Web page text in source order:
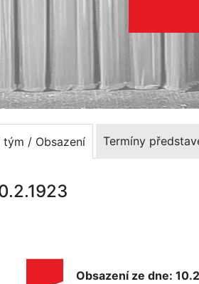
tým / Obsazení Termíny
Obsazení ze dne: